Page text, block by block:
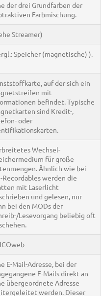
der drei Grundfarben der
Farbmischung.
Streamer)
Speicher (magnetische) ).
auf der sich ein
mit
befindet. Typische
sind Kredit-,
oder
Wechsel-
für große
Ähnlich wie bei
Recordables werden die
mit Laserlicht
und gelesen, nur
bei den MODs der
Lesevorgang beliebig oft
E-Mail-Adresse, bei der
E-Mails direkt an
übergeordnete Adresse
werden. Dieser